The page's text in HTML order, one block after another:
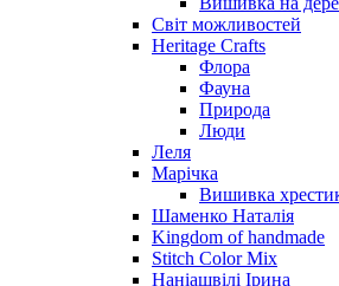
Світ можливостей
Heritage Crafts
Флора
Фауна
Природа
Люди
Леля
Марічка
Вишивка
Шаменко Наталія
Kingdom of handmade
Stitch Color Mix
Наніашвілі Ірина